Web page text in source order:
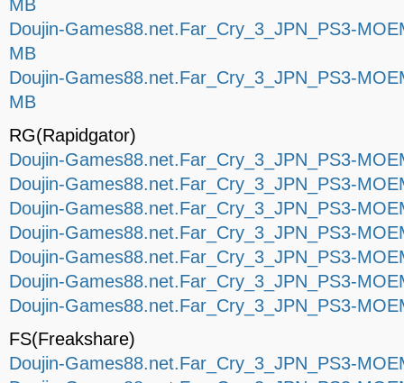
MB
Doujin-Games88.net.Far_Cry_3_JPN_PS3-
MB
Doujin-Games88.net.Far_Cry_3_JPN_PS3-
MB
RG(Rapidgator)
Doujin-Games88.net.Far_Cry_3_JPN_PS3-
Doujin-Games88.net.Far_Cry_3_JPN_PS3-
Doujin-Games88.net.Far_Cry_3_JPN_PS3-
Doujin-Games88.net.Far_Cry_3_JPN_PS3-
Doujin-Games88.net.Far_Cry_3_JPN_PS3-
Doujin-Games88.net.Far_Cry_3_JPN_PS3-
Doujin-Games88.net.Far_Cry_3_JPN_PS3-
FS(Freakshare)
Doujin-Games88.net.Far_Cry_3_JPN_PS3-